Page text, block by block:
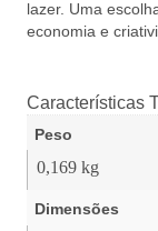
lazer. Uma
economia e
Características
Peso
0,169 kg
Dimensões